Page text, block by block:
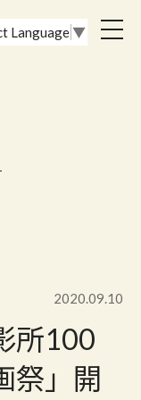
Language ▼
2020.09.10
所100
祭」開